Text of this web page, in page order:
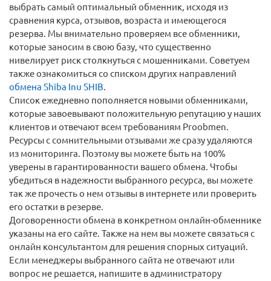
выбрать самый оптимальный обменник, исходя из
сравнения курса, отзывов, возраста и имеющегося
резерва. Мы внимательно проверяем все обменники,
которые заносим в свою базу, что существенно
нивелирует риск столкнуться с мошенниками. Советуем
также ознакомиться со списком других направлений
обмена Shiba Inu SHIB.
Список ежедневно пополняется новыми обменниками,
которые завоевывают положительную репутацию у наших
клиентов и отвечают всем требованиям Proobmen.
Ресурсы с сомнительными отзывами же сразу удаляются
из мониторинга. Поэтому вы можете быть на 100%
уверены в гарантированности вашего обмена. Чтобы
убедиться в надежности выбранного ресурса, вы можете
так же прочесть о нем отзывы в интернете или проверить
его остатки в резерве.
Договоренности обмена в конкретном онлайн-обменнике
указаны на его сайте. Также на нем вы можете связаться с
онлайн консультантом для решения спорных ситуаций.
Если менеджеры выбранного сайта не отвечают или
вопрос не решается, напишите в администратору